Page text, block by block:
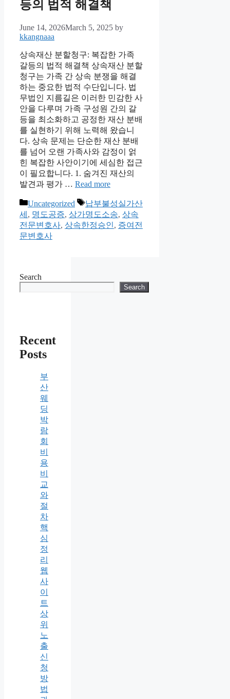
등의 법적 해결책
June 14, 2026March 5, 2025 by
kkangnaaa
상속재산 분할청구: 복잡한 가족
갈등의 법적 해결책 상속재산 분할
청구는 가족 간 상속 분쟁을 해결
하는 중요한 법적 수단입니다. 법
무법인 지름길은 이러한 민감한 사
안을 다루며 가족 구성원 간의 갈
등을 최소화하고 공정한 재산 분배
를 실현하기 위해 노력해 왔습니
다. 상속 문제는 단순한 재산 분배
를 넘어 오랜 가족사와 감정이 얽
힌 복잡한 사안이기에 세심한 접근
이 필요합니다. 1. 숨겨진 재산의
발견과 평가 … Read more
Categories
Uncategorized Tags
납부불성실가산
세 , 명도공증, 상가명도소송, 상속
전문변호사, 상속한정승인, 증여전
문변호사
Search
Search
Recent
Posts
부
산
웨
딩
박
람
회
비
용
비
교
와
절
차
핵
심
정
리
웹
사
이
트
상
위
노
출
신
청
방
법